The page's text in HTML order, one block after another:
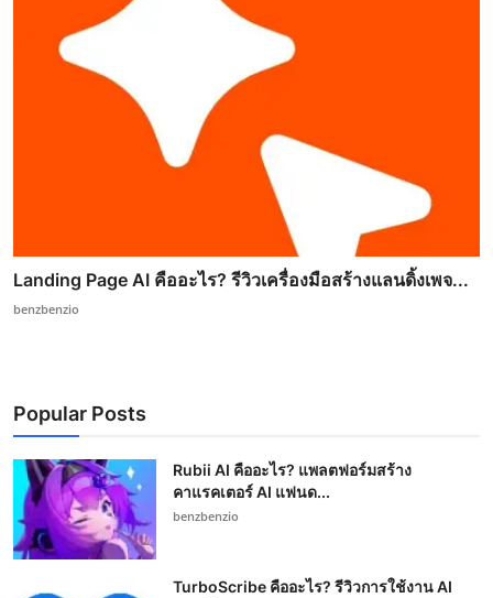
Landing Page AI คืออะไร? รีวิวเครื่องมือสร้างแลนดิ้งเพจ...
benzbenzio
Popular Posts
Rubii AI คืออะไร? แพลตฟอร์มสร้าง
คาแรคเตอร์ AI แฟนด...
benzbenzio
TurboScribe คืออะไร? รีวิวการใช้งาน AI